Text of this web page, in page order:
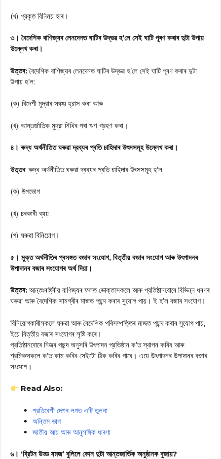
(খ) প্রকৃত বিনিময় হাৰ।
৩। বৈদেশিক বাণিজ্যৰ লেনদেনত ঘাটিৰ উদ্ভৱ হ’লে সেই ঘাটি পূৰণ কৰাৰ দুটা উপায়
উল্লেখ কৰা।
উত্তৰ:বৈদেশিক বাণিজ্যৰ লেনদেনত ঘাটিৰ উদ্ভৱ হ’লে সেই ঘাটি পূৰণ কৰাৰ দুটা
উপায় হ’ল:
(ক) বিদেশী মুদ্রাৰ সঞ্চয় হ্রাস কৰা আৰু
(খ) আন্তর্জাতিক মুদ্রা নিধিৰ পৰা ঋণ গ্রহণ কৰা।
৪। ৰুদ্ধ অর্থনীতিত ঘৰুৱা দ্রব্যৰ প্ৰতি চাহিদাৰ উৎসসমূহ উল্লেখ কৰা।
উত্তৰ: ৰুদ্ধ অর্থনীতিত ঘৰুৱা দ্ৰব্যৰ প্ৰতি চাহিদাৰ উৎসসমূহ হ’ল:
(ক) উপভোগ
(খ) চৰকাৰী ব্যয়
(গ) ঘৰুৱা বিনিয়োগ।
৫। মুক্ত অৰ্থনীতিৰ প্ৰসঙ্গত বজাৰ সংযোগ, বিত্তীয় বজাৰ সংযোগ আৰু উৎপাদনৰ
উপাদানৰ বজাৰ সংযোগৰ অর্থ দিয়া।
উত্তৰ: আন্তঃৰাষ্ট্ৰীয় বাণিজ্যৰ ফলত ভোক্তাসকলে আৰু প্রতিষ্ঠানবোৰে বিভিন্ন ধৰণৰ
ঘৰুৱা আৰু বৈদেশিক সামগ্ৰীৰ মাজত পছন্দ কৰাৰ সুযোগ পায়। ই হ’ল বজাৰ সংযোগ।
বিনিয়োগকাৰীসকলে ঘৰুৱা আৰু বৈদেশিক পৰিসম্পত্তিৰ মাজত পছন্দ কৰাৰ সুযোগ পায়,
ইয়ে বিত্তীয় বজাৰ সংযোগৰ সৃষ্টি কৰে।
প্রতিষ্ঠানবোৰে নিজৰ পছন্দ অনুসৰি উৎপাদন প্রতিষ্ঠান ক’ত স্থাপন কৰিব আৰু
শ্রমিকসকলে ক’ত কাম কৰিব সেইটো ঠিক কৰিব পাৰে। এয়ে উৎপাদনৰ উপাদানৰ বজাৰ
সংযোগ।
Read Also:
প্রতিবেশী দেশৰ লগত এটি তুলনা
অন্তিম ভাগ
জাতীয় আয় আৰু আনুসঙ্গিক ধাৰণা
৬। ‘ব্রিটন উড্ড যমজ’ বুলিলে কোন দুটা আন্তজার্তিক অনুষ্ঠানক বুজায়?